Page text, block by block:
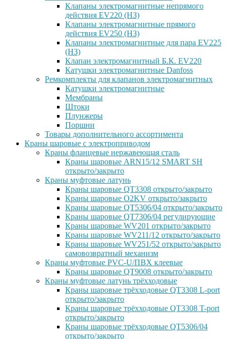
Клапаны электромагнитные непрямого
действия EV220 (НЗ)
Клапаны электромагнитные прямого
действия EV250 (НЗ)
Клапаны электромагнитные для пара EV225
(НЗ)
Клапан электромагнитный Б.К. EV220
Катушки электромагнитные Danfoss
Ремкомплекты для клапанов электромагнитных
Катушки электромагнитные
Мембраны
Штоки
Плунжеры
Поршни
Товары дополнительного ассортимента
Краны шаровые с электроприводом
Краны фланцевые нержавеющая сталь
Краны шаровые ARN15/12 SMART SH
открыто/закрыто
Краны муфтовые латунь
Краны шаровые QT3308 открыто/закрыто
Краны шаровые O2KV открыто/закрыто
Краны шаровые QT5306/04 открыто/закрыто
Краны шаровые QT7306/04 регулирующие
Краны шаровые WV201 открыто/закрыто
Краны шаровые WV211/12 открыто/закрыто
Краны шаровые WV251/52 открыто/закрыто
самовозвратный механизм
Краны муфтовые PVC-U/ПВХ клеевые
Краны шаровые QT9008 открыто/закрыто
Краны муфтовые латунь трёхходовые
Краны шаровые трёхходовые QT3308 L-port
открыто/закрыто
Краны шаровые трёхходовые QT3308 T-port
открыто/закрыто
Краны шаровые трёхходовые QT5306/04
открыто/закрыто